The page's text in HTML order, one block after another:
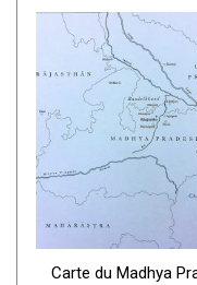
Carte du Madhya